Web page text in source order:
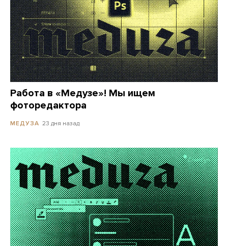
Работа в «Медузе»! Мы ищем
фоторедактора
МЕДУЗА 23 дня назад